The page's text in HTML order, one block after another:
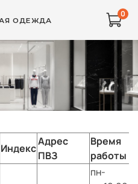
ОДЕЖДА
0
Индекс
Адрес
ПВЗ
Время
работы
пн-